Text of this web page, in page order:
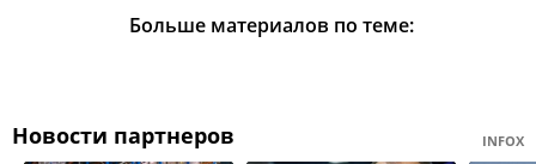
Больше материалов по теме:
Новости партнеров INFOX